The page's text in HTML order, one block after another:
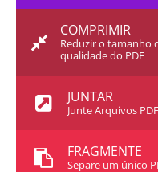
COMPRIMIR
Reduzir o tamanho
qualidade do PDF
JUNTAR
Junte Arquivos
FRAGMENTE
Separe um único